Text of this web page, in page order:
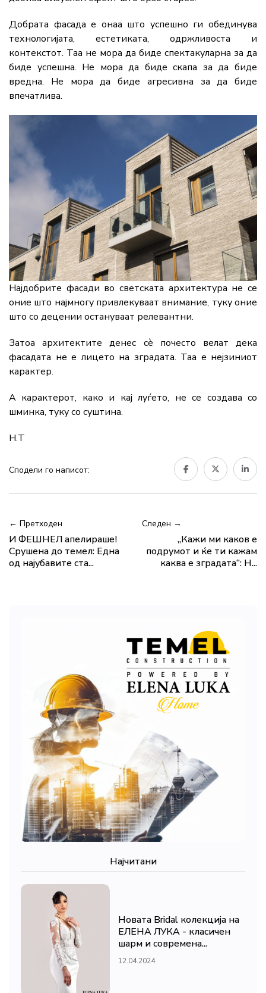
Добрата фасада е онаа што успешно ги обединува
технологијата, естетиката, одржливоста и
контекстот. Таа не мора да биде спектакуларна за да
биде успешна. Не мора да биде скапа за да биде
вредна. Не мора да биде агресивна за да биде
впечатлива.
Најдобрите фасади во светската архитектура не се
оние што најмногу привлекуваат внимание, туку оние
што со децении остануваат релевантни.
Затоа архитектите денес сè почесто велат дека
фасадата не е лицето на зградата. Таа е нејзиниот
карактер.
А карактерот, како и кај луѓето, не се создава со
шминка, туку со суштина.
Н.Т
Сподели го написот:
← Претходен
И ФЕШНЕЛ апелираше!
Срушена до темел: Една
од најубавите ста...
Следен →
„Кажи ми каков е
подрумот и ќе ти кажам
каква е зградата“: Н...
Најчитани
Новата Bridal колекција на
ЕЛЕНА ЛУКА - класичен
шарм и современа...
12.04.2024